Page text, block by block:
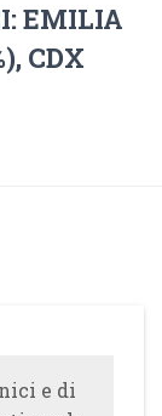
EMILIA
CDX
e di